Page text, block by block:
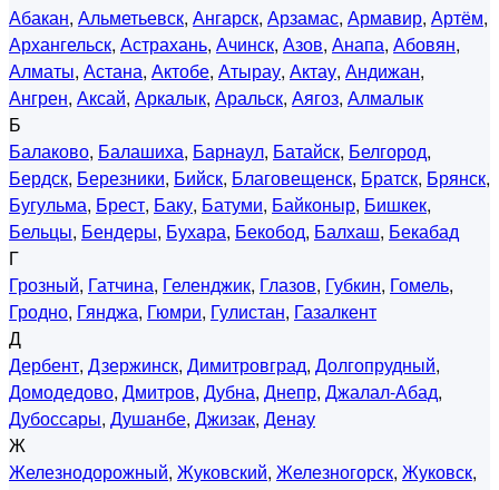
Абакан, Альметьевск, Ангарск, Арзамас, Армавир, Артём,
Архангельск, Астрахань, Ачинск, Азов, Анапа, Абовян,
Алматы, Астана, Актобе, Атырау, Актау, Андижан,
Ангрен, Аксай, Аркалык, Аральск, Аягоз, Алмалык
Б
Балаково, Балашиха, Барнаул, Батайск, Белгород,
Бердск, Березники, Бийск, Благовещенск, Братск, Брянск,
Бугульма, Брест, Баку, Батуми, Байконыр, Бишкек,
Бельцы, Бендеры, Бухара, Бекобод, Балхаш, Бекабад
Г
Грозный, Гатчина, Геленджик, Глазов, Губкин, Гомель,
Гродно, Гянджа, Гюмри, Гулистан, Газалкент
Д
Дербент, Дзержинск, Димитровград, Долгопрудный,
Домодедово, Дмитров, Дубна, Днепр, Джалал-Абад,
Дубоссары, Душанбе, Джизак, Денау
Ж
Железнодорожный, Жуковский, Железногорск, Жуковск,